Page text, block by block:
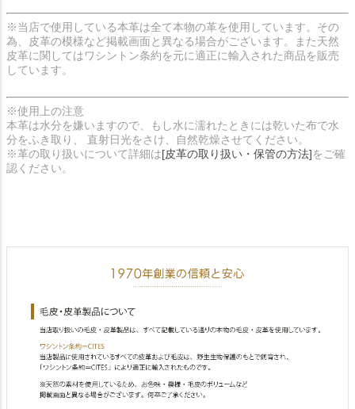
※当店で使用している本革は全て本物の革を使用しています。その
為、皮革の模様など掲載画面と異なる場合がございます。また天然
皮革に関してはワシントン条約を元に適正に輸入された商品を販売
しています。
※使用上の注意
本革は水分を嫌いますので、もし水に濡れたときには乾いた布で水
分をふき取り、 直射日光をさけ、自然乾燥させてください。
※革の取り扱いについて詳細は[皮革の取り扱い・保管の方法]をご確
認ください。